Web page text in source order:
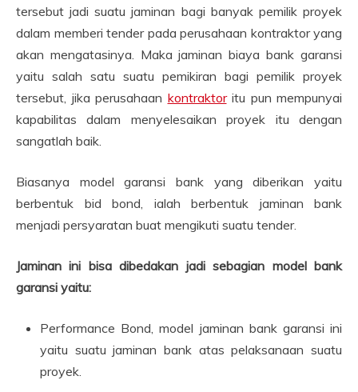
tersebut jadi suatu jaminan bagi banyak pemilik proyek
dalam memberi tender pada perusahaan kontraktor yang
akan mengatasinya. Maka jaminan biaya bank garansi
yaitu salah satu suatu pemikiran bagi pemilik proyek
tersebut, jika perusahaan kontraktoritu pun mempunyai
kapabilitas dalam menyelesaikan proyek itu dengan
sangatlah baik.
Biasanya model garansi bank yang diberikan yaitu
berbentuk bid bond, ialah berbentuk jaminan bank
menjadi persyaratan buat mengikuti suatu tender.
Jaminan ini bisa dibedakan jadi sebagian model bank
garansi yaitu:
Performance Bond, model jaminan bank garansi ini
yaitu suatu jaminan bank atas pelaksanaan suatu
proyek.